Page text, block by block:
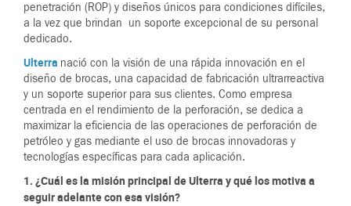
penetración (ROP) y diseños únicos para condiciones difíciles,
a la vez que brindan un soporte excepcional de su personal
dedicado.
Ulterra nació con la visión de una rápida innovación en el
diseño de brocas, una capacidad de fabricación ultrarreactiva
y un soporte superior para sus clientes. Como empresa
centrada en el rendimiento de la perforación, se dedica a
maximizar la eficiencia de las operaciones de perforación de
petróleo y gas mediante el uso de brocas innovadoras y
tecnologías específicas para cada aplicación.
1. ¿Cuál es la misión principal de Ulterra y qué los motiva a
seguir adelante con esa visión?